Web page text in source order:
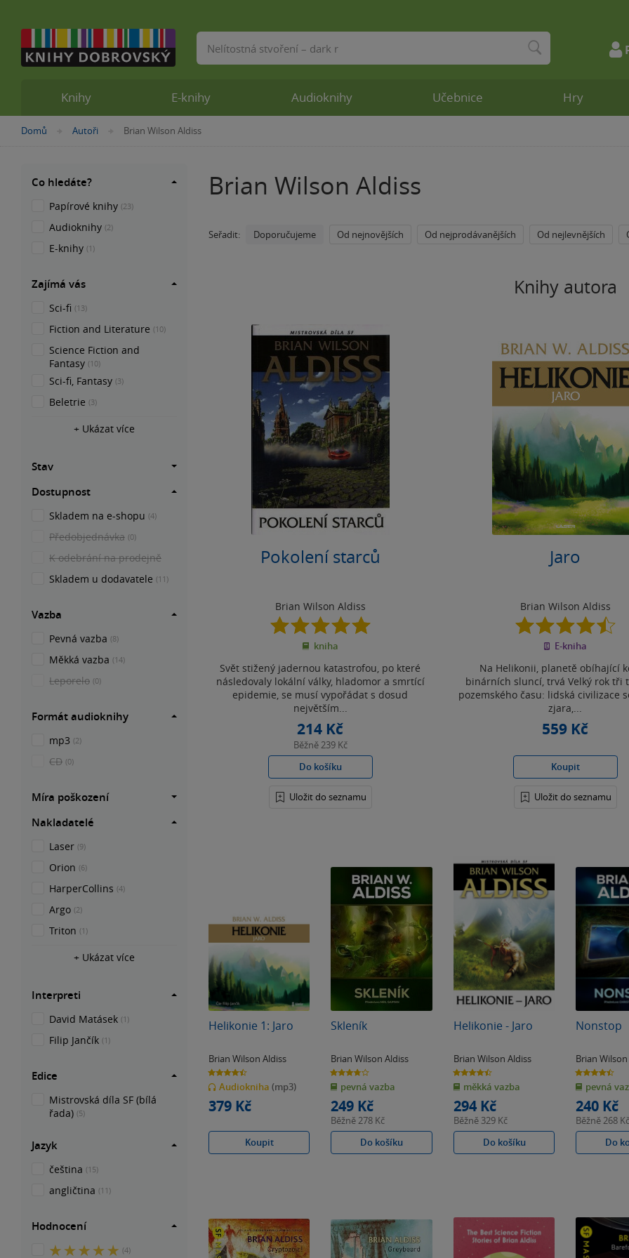
Nacházíte
Domů »Autoři »
Brian Wilson Aldiss
Brian Wilson Aldiss
Seřadit: Doporučujeme Od nejnovějších Od nejprodávanějších Od nejlevnějších
Knihy autora
Pokolení starců
Brian Wilson Aldiss
5.0
z
5
kniha
Svět stižený jadernou katastrofou, po které
následovaly lokální války, hladomor a smrtící
epidemie, se musí vypořádat s dosud
největším...
214 Kč
Běžně 239 Kč
Do košíku
Uložit do seznamu
Jaro
Brian Wilson Aldiss
4.5
z
5
E-kniha
Na Helikonii, planetě obíhající
binárních sluncí, trvá Velký rok tři
pozemského času: lidská civilizace
zjara,...
559 Kč
Koupit
Uložit do seznamu
Helikonie 1: Jaro
Brian Wilson Aldiss
4.5
z
5
hvězdiček
Audiokniha (mp3)
379 Kč
Koupit
Skleník
Brian Wilson Aldiss
3.8
z
5
hvězdiček
pevná vazba
249 Kč
Běžně278 Kč
Do košíku
Helikonie - Jaro
Brian Wilson Aldiss
4.5
z
5
hvězdiček
měkká vazba
294 Kč
Běžně 329 Kč
Do košíku
Nonstop
Brian
4.5
z
5
hvězdiček
pevná
240 Kč
Běžně268
Do
Co hledáte?
Papírové knihy (23)
Audioknihy (2)
E-knihy (1)
Zajímá vás
Sci-fi (13)
Fiction and Literature (10)
Science Fiction and
Fantasy (10)
Sci-fi, Fantasy (3)
Beletrie (3)
+ Ukázat více
Stav
Dostupnost
Skladem na e-shopu (4)
Předobjednávka (0)
K odebrání na prodejně
Skladem u dodavatele (11)
Vazba
Pevná vazba (8)
Měkká vazba (14)
Leporelo (0)
Formát audioknihy
mp3 (2)
CD (0)
Míra poškození
Nakladatelé
Laser (9)
Orion (6)
HarperCollins (4)
Argo (2)
Triton (1)
+ Ukázat více
Interpreti
David Matásek (1)
Filip Jančík (1)
Edice
Mistrovská díla SF (bílá
řada) (5)
Jazyk
čeština (15)
angličtina (11)
Hodnocení
5
(4)
Knihy E-knihy Audioknihy Učebnice Hry
Vyhledávání